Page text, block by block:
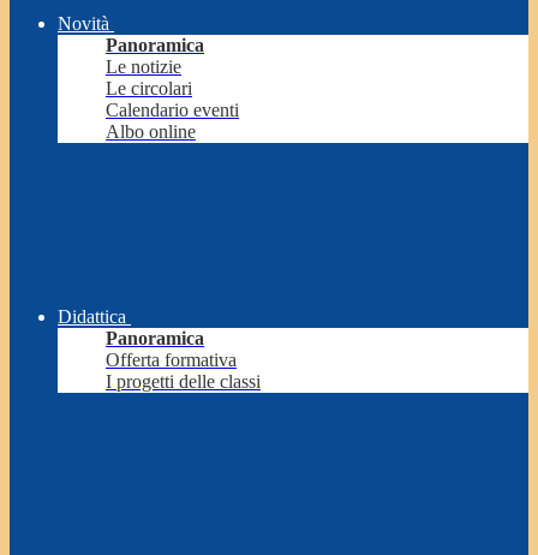
Novità
Panoramica
Le notizie
Le circolari
Calendario eventi
Albo online
Didattica
Panoramica
Offerta formativa
I progetti delle classi